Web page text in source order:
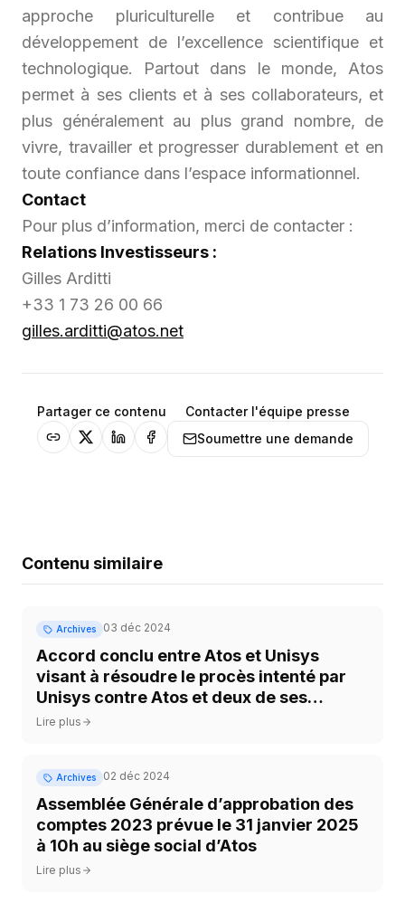
approche pluriculturelle et contribue au
développement de l’excellence scientifique et
technologique. Partout dans le monde, Atos
permet à ses clients et à ses collaborateurs, et
plus généralement au plus grand nombre, de
vivre, travailler et progresser durablement et en
toute confiance dans l’espace informationnel.
Contact
Pour plus d’information, merci de contacter :
Relations Investisseurs :
Gilles Arditti
+33 1 73 26 00 66
gilles.arditti@atos.net
Partager ce contenu
Contacter l'équipe presse
Soumettre une demande
Contenu similaire
Archives 03 déc 2024
Accord conclu entre Atos et Unisys
visant à résoudre le procès intenté par
Unisys contre Atos et deux de ses
employés
Lire plus
Archives 02 déc 2024
Assemblée Générale d’approbation des
comptes 2023 prévue le 31 janvier 2025
à 10h au siège social d’Atos
Lire plus